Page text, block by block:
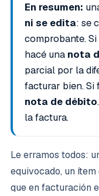
En resumen:
ni se edita: se
comprobante.
hacé una nota
parcial por la
facturar bien. Si
nota de débito
la factura.
Le erramos todos:
equivocado, un
que en facturación